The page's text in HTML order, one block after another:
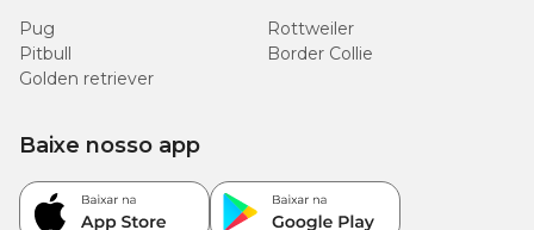
Pug
Rottweiler
Pitbull
Border Collie
Golden retriever
Baixe nosso app